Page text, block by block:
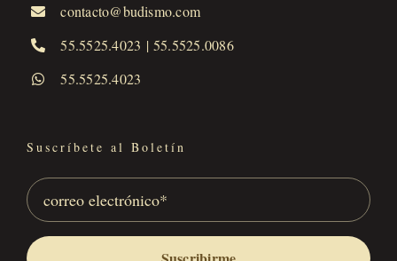
contacto@budismo.com
55.5525.4023 | 55.5525.0086
55.5525.4023
Suscríbete al Boletín